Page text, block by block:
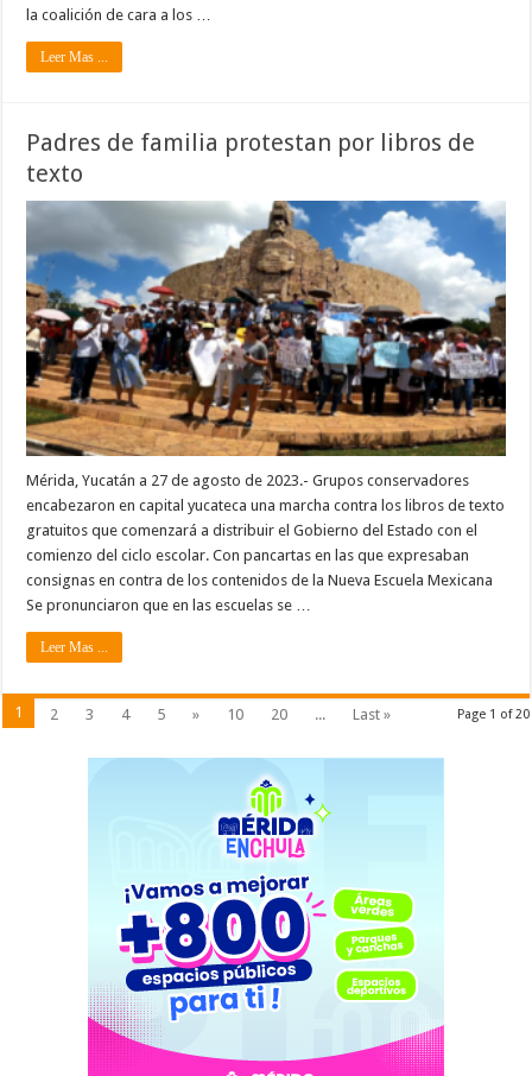
la coalición de cara a los …
Leer Mas ...
Padres de familia protestan por libros de
texto
Mérida, Yucatán a 27 de agosto de 2023.- Grupos conservadores
encabezaron en capital yucateca una marcha contra los libros de texto
gratuitos que comenzará a distribuir el Gobierno del Estado con el
comienzo del ciclo escolar. Con pancartas en las que expresaban
consignas en contra de los contenidos de la Nueva Escuela Mexicana
Se pronunciaron que en las escuelas se …
Leer Mas ...
Page 1 of 20
1 2 3 4 5 » 10 20 ... Last »